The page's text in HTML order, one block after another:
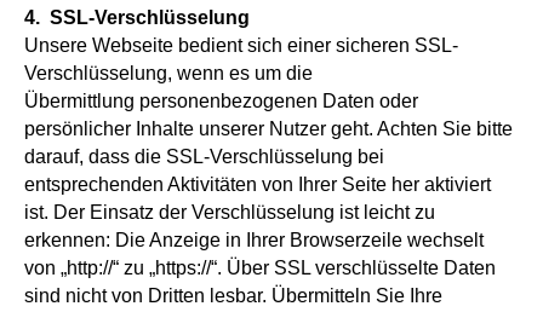
4. SSL-Verschlüsselung
Unsere Webseite bedient sich einer sicheren SSL-
Verschlüsselung, wenn es um die
Übermittlung personenbezogenen Daten oder
persönlicher Inhalte unserer Nutzer geht. Achten Sie bitte
darauf, dass die SSL-Verschlüsselung bei
entsprechenden Aktivitäten von Ihrer Seite her aktiviert
ist. Der Einsatz der Verschlüsselung ist leicht zu
erkennen: Die Anzeige in Ihrer Browserzeile wechselt
von „http://“ zu „https://“. Über SSL verschlüsselte Daten
sind nicht von Dritten lesbar. Übermitteln Sie Ihre